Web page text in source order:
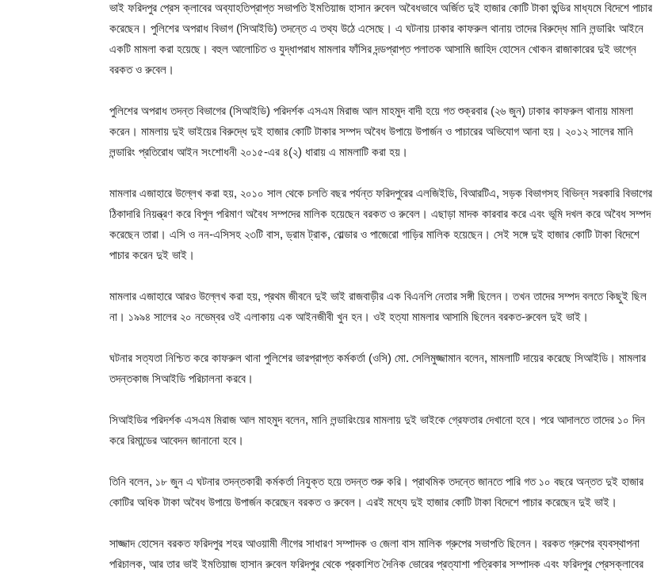
ভাই ফরিদপুর প্রেস ক্লাবের অব্যাহতিপ্রাপ্ত সভাপতি ইমতিয়াজ হাসান রুবেল অবৈধভাবে অর্জিত দুই হাজার কোটি টাকা হুন্ডির মাধ্যমে বিদেশে পাচার
করেছেন। পুলিশের অপরাধ বিভাগ (সিআইডি) তদন্তে এ তথ্য উঠে এসেছে। এ ঘটনায় ঢাকার কাফরুল থানায় তাদের বিরুদ্ধে মানি লন্ডারিং আইনে
একটি মামলা করা হয়েছে। বহুল আলোচিত ও যুদ্ধাপরাধ মামলার ফাঁসির দন্ডপ্রাপ্ত পলাতক আসামি জাহিদ হোসেন খোকন রাজাকারের দুই ভাগ্নে
বরকত ও রুবেল।
পুলিশের অপরাধ তদন্ত বিভাগের (সিআইডি) পরিদর্শক এসএম মিরাজ আল মাহমুদ বাদী হয়ে গত শুক্রবার (২৬ জুন) ঢাকার কাফরুল থানায় মামলা
করেন। মামলায় দুই ভাইয়ের বিরুদ্ধে দুই হাজার কোটি টাকার সম্পদ অবৈধ উপায়ে উপার্জন ও পাচারের অভিযোগ আনা হয়। ২০১২ সালের মানি
লন্ডারিং প্রতিরোধ আইন সংশোধনী ২০১৫-এর ৪(২) ধারায় এ মামলাটি করা হয়।
মামলার এজাহারে উল্লেখ করা হয়, ২০১০ সাল থেকে চলতি বছর পর্যন্ত ফরিদপুরের এলজিইডি, বিআরটিএ, সড়ক বিভাগসহ বিভিন্ন সরকারি বিভাগের
ঠিকাদারি নিয়ন্ত্রণ করে বিপুল পরিমাণ অবৈধ সম্পদের মালিক হয়েছেন বরকত ও রুবেল। এছাড়া মাদক কারবার করে এবং ভূমি দখল করে অবৈধ সম্পদ
করেছেন তারা। এসি ও নন-এসিসহ ২৩টি বাস, ড্রাম ট্রাক, বোল্ডার ও পাজেরো গাড়ির মালিক হয়েছেন। সেই সঙ্গে দুই হাজার কোটি টাকা বিদেশে
পাচার করেন দুই ভাই।
মামলার এজাহারে আরও উল্লেখ করা হয়, প্রথম জীবনে দুই ভাই রাজবাড়ীর এক বিএনপি নেতার সঙ্গী ছিলেন। তখন তাদের সম্পদ বলতে কিছুই ছিল
না। ১৯৯৪ সালের ২০ নভেম্বর ওই এলাকায় এক আইনজীবী খুন হন। ওই হত্যা মামলার আসামি ছিলেন বরকত-রুবেল দুই ভাই।
ঘটনার সত্যতা নিশ্চিত করে কাফরুল থানা পুলিশের ভারপ্রাপ্ত কর্মকর্তা (ওসি) মো. সেলিমুজ্জামান বলেন, মামলাটি দায়ের করেছে সিআইডি। মামলার
তদন্তকাজ সিআইডি পরিচালনা করবে।
সিআইডির পরিদর্শক এসএম মিরাজ আল মাহমুদ বলেন, মানি লন্ডারিংয়ের মামলায় দুই ভাইকে গ্রেফতার দেখানো হবে। পরে আদালতে তাদের ১০ দিন
করে রিমান্ডের আবেদন জানানো হবে।
তিনি বলেন, ১৮ জুন এ ঘটনার তদন্তকারী কর্মকর্তা নিযুক্ত হয়ে তদন্ত শুরু করি। প্রাথমিক তদন্তে জানতে পারি গত ১০ বছরে অন্তত দুই হাজার
কোটির অধিক টাকা অবৈধ উপায়ে উপার্জন করেছেন বরকত ও রুবেল। এরই মধ্যে দুই হাজার কোটি টাকা বিদেশে পাচার করেছেন দুই ভাই।
সাজ্জাদ হোসেন বরকত ফরিদপুর শহর আওয়ামী লীগের সাধারণ সম্পাদক ও জেলা বাস মালিক গ্রুপের সভাপতি ছিলেন। বরকত গ্রুপের ব্যবস্থাপনা
পরিচালক, আর তার ভাই ইমতিয়াজ হাসান রুবেল ফরিদপুর থেকে প্রকাশিত দৈনিক ভোরের প্রত্যাশা পত্রিকার সম্পাদক এবং ফরিদপুর প্রেসক্লাবের